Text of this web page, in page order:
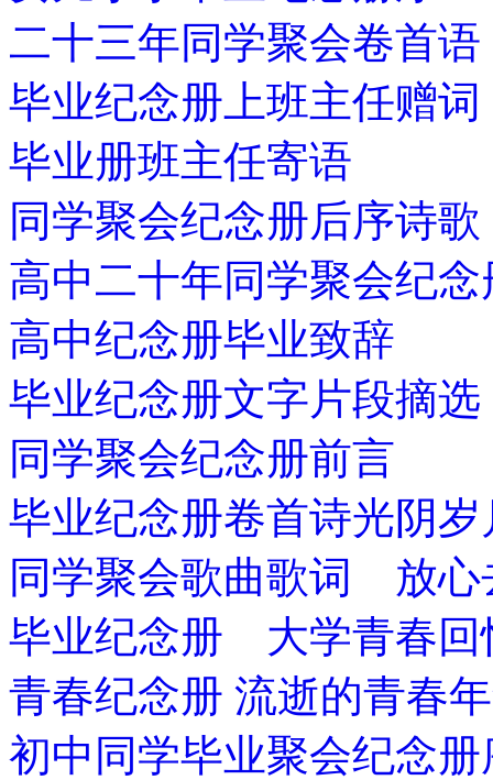
二十三年同学聚会卷首语
毕业纪念册上班主任赠词
毕业册班主任寄语
同学聚会纪念册后序诗歌
高中二十年同学聚会纪念
高中纪念册毕业致辞
毕业纪念册文字片段摘选
同学聚会纪念册前言
毕业纪念册卷首诗光阴岁
同学聚会歌曲歌词 放心
毕业纪念册 大学青春回
青春纪念册 流逝的青春
初中同学毕业聚会纪念册